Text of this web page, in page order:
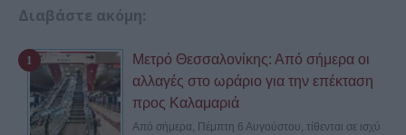
Διαβάστε ακόμη:
Μετρό Θεσσαλονίκης: Από σήμερα οι
αλλαγές στο ωράριο για την επέκταση
προς Καλαμαριά
Από σήμερα, Πέμπτη 6 Αυγούστου, τίθενται σε ισχύ